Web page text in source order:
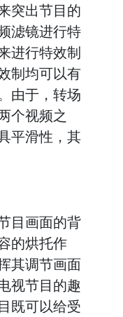
突出节目的
滤镜进行特
进行特效制
制均可以有
由于，转场
个视频之
平滑性，其
目画面的背
的烘托作
其调节画面
视节目的趣
既可以给受